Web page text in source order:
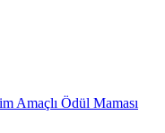
Amaçlı Ödül Maması